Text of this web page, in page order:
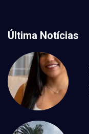
Última Notícias